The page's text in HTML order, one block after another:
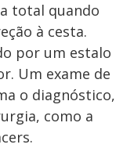
total quando
à cesta.
por um estalo
Um exame de
o diagnóstico,
como a